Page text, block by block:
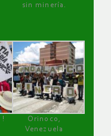
sin minería.
!
Orinoco,
Venezuela